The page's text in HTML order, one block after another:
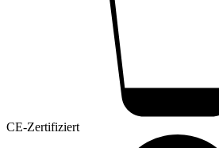
CE-Zertifiziert